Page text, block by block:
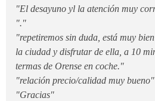
"El desayuno yl la atención muy
"."
"repetiremos sin duda, está muy
la ciudad y disfrutar de ella, a 10
termas de Orense en coche."
"relación precio/calidad muy bueno"
"Gracias"